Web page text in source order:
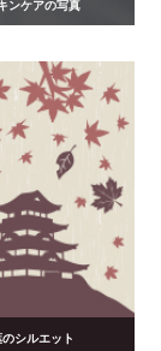
ンケアの写真
シルエット